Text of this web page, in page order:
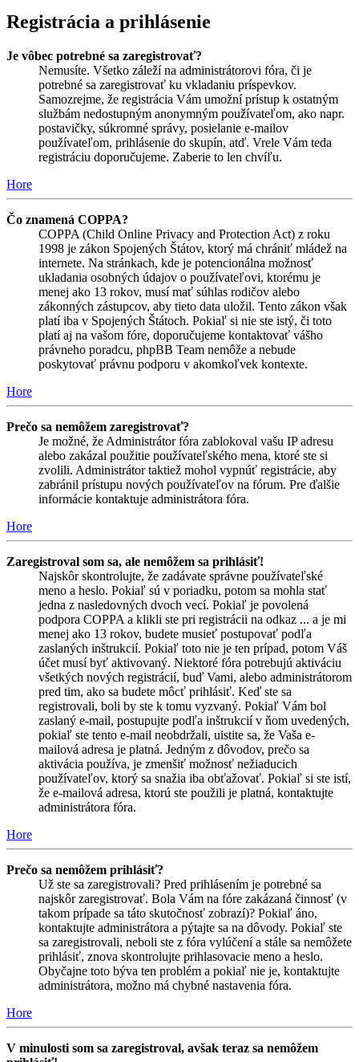
Registrácia a prihlásenie
Je vôbec potrebné sa zaregistrovať?
Nemusíte. Všetko záleží na administrátorovi fóra, či je
potrebné sa zaregistrovať ku vkladaniu príspevkov.
Samozrejme, že registrácia Vám umožní prístup k ostatným
službám nedostupným anonymným používateľom, ako napr.
postavičky, súkromné správy, posielanie e-mailov
používateľom, prihlásenie do skupín, atď. Vrele Vám teda
registráciu doporučujeme. Zaberie to len chvíľu.
Hore
Čo znamená COPPA?
COPPA (Child Online Privacy and Protection Act) z roku
1998 je zákon Spojených Štátov, ktorý má chrániť mládež na
internete. Na stránkach, kde je potencionálna možnosť
ukladania osobných údajov o používateľovi, ktorému je
menej ako 13 rokov, musí mať súhlas rodičov alebo
zákonných zástupcov, aby tieto data uložil. Tento zákon však
platí iba v Spojených Štátoch. Pokiaľ si nie ste istý, či toto
platí aj na vašom fóre, doporučujeme kontaktovať vášho
právneho poradcu, phpBB Team nemôže a nebude
poskytovať právnu podporu v akomkoľvek kontexte.
Hore
Prečo sa nemôžem zaregistrovať?
Je možné, že Administrátor fóra zablokoval vašu IP adresu
alebo zakázal použitie používateľského mena, ktoré ste si
zvolili. Administrátor taktiež mohol vypnúť registrácie, aby
zabránil prístupu nových používateľov na fórum. Pre ďalšie
informácie kontaktuje administrátora fóra.
Hore
Zaregistroval som sa, ale nemôžem sa prihlásiť!
Najskôr skontrolujte, že zadávate správne používateľské
meno a heslo. Pokiaľ sú v poriadku, potom sa mohla stať
jedna z nasledovných dvoch vecí. Pokiaľ je povolená
podpora COPPA a klikli ste pri registrácii na odkaz ... a je mi
menej ako 13 rokov, budete musieť postupovať podľa
zaslaných inštrukcií. Pokiaľ toto nie je ten prípad, potom Váš
účet musí byť aktivovaný. Niektoré fóra potrebujú aktiváciu
všetkých nových registrácií, buď Vami, alebo administrátorom
pred tim, ako sa budete môcť prihlásiť. Keď ste sa
registrovali, boli by ste k tomu vyzvaný. Pokiaľ Vám bol
zaslaný e-mail, postupujte podľa inštrukcií v ňom uvedených,
pokiaľ ste tento e-mail neobdržali, uistite sa, že Vaša e-
mailová adresa je platná. Jedným z dôvodov, prečo sa
aktivácia používa, je zmenšiť možnosť nežiaducich
používateľov, ktorý sa snažia iba obťažovať. Pokiaľ si ste istí,
že e-mailová adresa, ktorú ste použili je platná, kontaktujte
administrátora fóra.
Hore
Prečo sa nemôžem prihlásiť?
Už ste sa zaregistrovali? Pred prihlásením je potrebné sa
najskôr zaregistrovať. Bola Vám na fóre zakázaná činnosť (v
takom prípade sa táto skutočnosť zobrazí)? Pokiaľ áno,
kontaktujte administrátora a pýtajte sa na dôvody. Pokiaľ ste
sa zaregistrovali, neboli ste z fóra vylúčení a stále sa nemôžete
prihlásiť, znova skontrolujte prihlasovacie meno a heslo.
Obyčajne toto býva ten problém a pokiaľ nie je, kontaktujte
administrátora, možno má chybné nastavenia fóra.
Hore
V minulosti som sa zaregistroval, avšak teraz sa nemôžem